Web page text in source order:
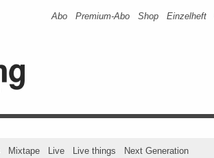
Abo Premium-Abo Shop Einzelheft
Mixtape Live Live things Next Generation